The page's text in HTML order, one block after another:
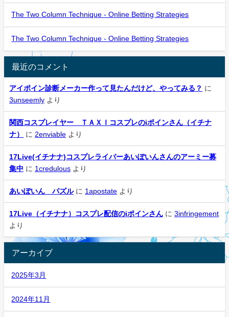
The Two Column Technique - Online Betting Strategies
The Two Column Technique - Online Betting Strategies
最近のコメント
アイポイン診断メーカー作って見たんだけど、やってみる？ に
3unseemly より
関西コスプレイヤー ＴＡＸＩコスプレのiポインさん（イチナ
ナ）
に 2enviable より
17Live(イチナナ)コスプレライバーあいぽいんさんのアーミー募
集中 に 1credulous より
あいぽいん パズルに 1apostate より
17Live（イチナナ）コスプレ配信のiポインさん に 3infringement
より
アーカイブ
2025年3月
2024年11月